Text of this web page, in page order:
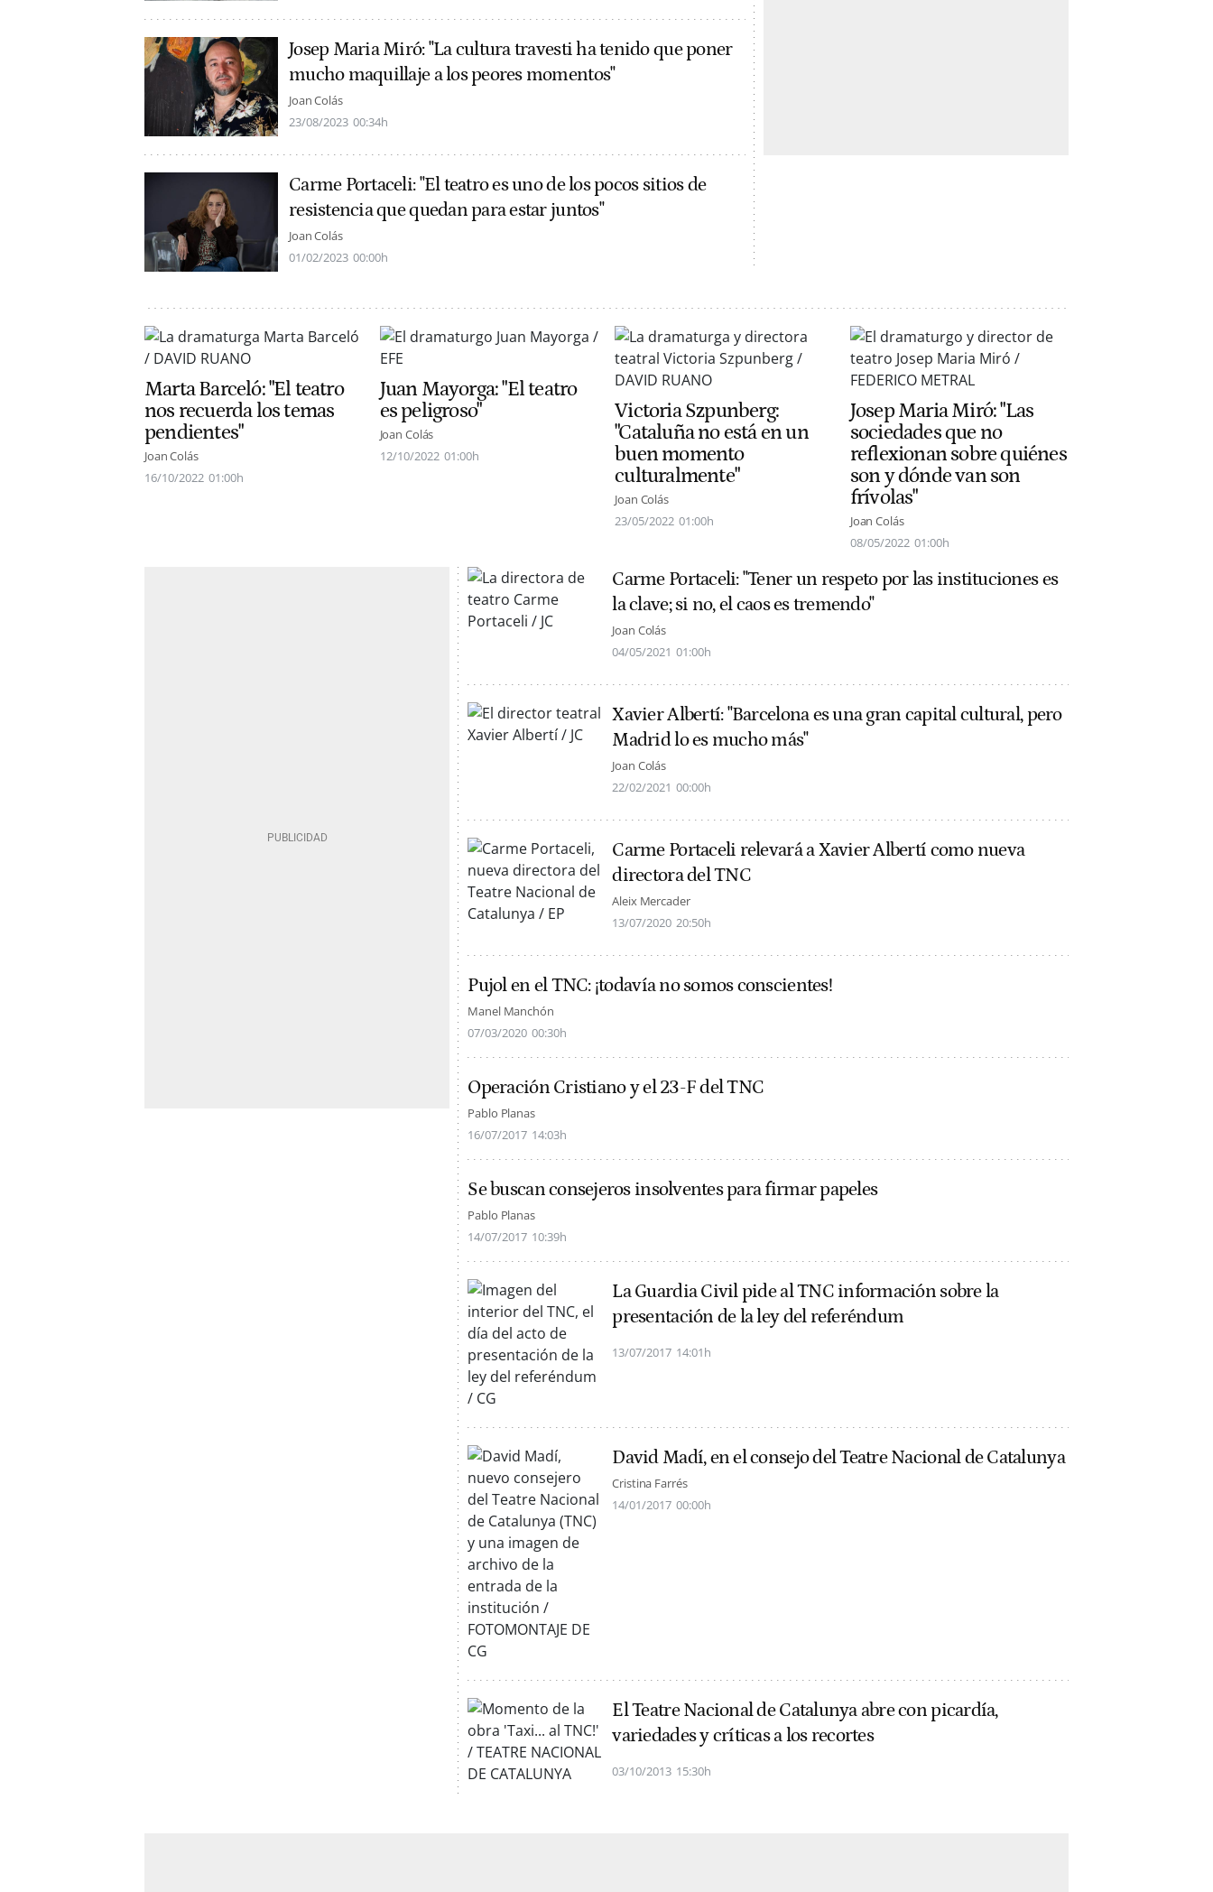
Josep Maria Miró: "La cultura travesti ha tenido que poner
mucho maquillaje a los peores momentos"
Joan Colás
23/08/2023 00:34h
Carme Portaceli: "El teatro es uno de los pocos sitios de
resistencia que quedan para estar juntos"
Joan Colás
01/02/2023 00:00h
Marta Barceló: "El teatro
nos recuerda los temas
pendientes"
Joan Colás
16/10/2022 01:00h
Juan Mayorga: "El teatro
es peligroso"
Joan Colás
12/10/2022 01:00h
Victoria Szpunberg:
"Cataluña no está en un
buen momento
culturalmente"
Joan Colás
23/05/2022 01:00h
Josep Maria Miró: "Las
sociedades que no
reflexionan sobre quiénes
son y dónde van son
frívolas"
Joan Colás
08/05/2022 01:00h
Carme Portaceli: "Tener un respeto por las instituciones es
la clave; si no, el caos es tremendo"
Joan Colás
04/05/2021 01:00h
Xavier Albertí: "Barcelona es una gran capital cultural, pero
Madrid lo es mucho más"
Joan Colás
22/02/2021 00:00h
Carme Portaceli relevará a Xavier Albertí como nueva
directora del TNC
Aleix Mercader
13/07/2020 20:50h
Pujol en el TNC: ¡todavía no somos conscientes!
Manel Manchón
07/03/2020 00:30h
Operación Cristiano y el 23-F del TNC
Pablo Planas
16/07/2017 14:03h
Se buscan consejeros insolventes para firmar papeles
Pablo Planas
14/07/2017 10:39h
La Guardia Civil pide al TNC información sobre la
presentación de la ley del referéndum
13/07/2017 14:01h
David Madí, en el consejo del Teatre Nacional de Catalunya
Cristina Farrés
14/01/2017 00:00h
El Teatre Nacional de Catalunya abre con picardía,
variedades y críticas a los recortes
03/10/2013 15:30h